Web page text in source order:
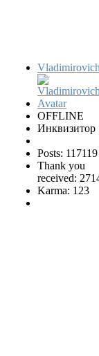
OFFLINE
Инквизитор
Posts: 117119
Thank you
received:
Karma: 123